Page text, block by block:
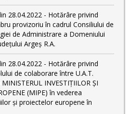
28.04.2022 - Hotărâre privind
provizoriu în cadrul Consiliului de
de Administrare a Domeniului
Argeș R.A.
28.04.2022 - Hotărâre privind
de colaborare între U.A.T.
MINISTERUL INVESTIȚIILOR ȘI
(MIPE) în vederea
și proiectelor europene în